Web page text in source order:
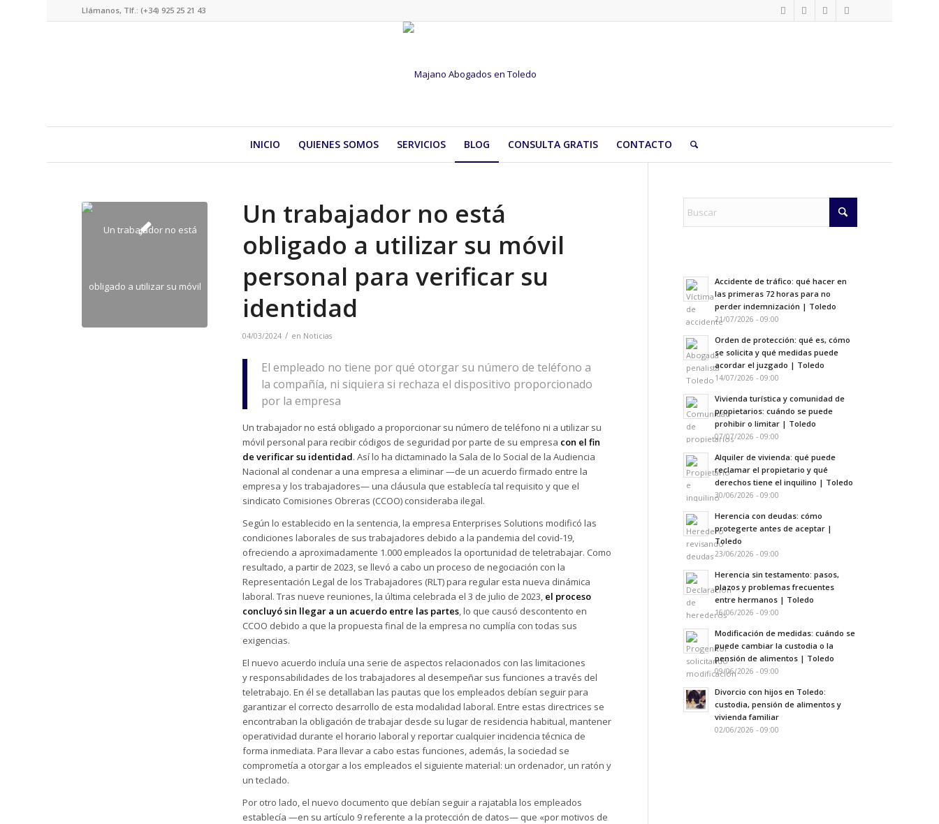
Llámanos, Tlf.: (+34) 925 25 21 43
INICIO QUIENES SOMOS SERVICIOS BLOG CONSULTA GRATIS CONTACTO
Un trabajador no está
obligado a utilizar su móvil
personal para verificar su
identidad
04/03/2024 / en Noticias
El empleado no tiene por qué otorgar su número de teléfono a
la compañía, ni siquiera si rechaza el dispositivo proporcionado
por la empresa
Un trabajador no está obligado a proporcionar su número de teléfono ni a utilizar su
móvil personal para recibir códigos de seguridad por parte de su empresa con el fin
de verificar su identidad. Así lo ha dictaminado la Sala de lo Social de la Audiencia
Nacional al condenar a una empresa a eliminar —de un acuerdo firmado entre la
empresa y los trabajadores— una cláusula que establecía tal requisito y que el
sindicato Comisiones Obreras (CCOO) consideraba ilegal.
Según lo establecido en la sentencia, la empresa Enterprises Solutions modificó las
condiciones laborales de sus trabajadores debido a la pandemia del covid-19,
ofreciendo a aproximadamente 1.000 empleados la oportunidad de teletrabajar. Como
resultado, a partir de 2023, se llevó a cabo un proceso de negociación con la
Representación Legal de los Trabajadores (RLT) para regular esta nueva dinámica
laboral. Tras nueve reuniones, la última celebrada el 3 de julio de 2023, el proceso
concluyó sin llegar a un acuerdo entre las partes, lo que causó descontento en
CCOO debido a que la propuesta final de la empresa no cumplía con todas sus
exigencias.
El nuevo acuerdo incluía una serie de aspectos relacionados con las limitaciones
y responsabilidades de los trabajadores al desempeñar sus funciones a través del
teletrabajo. En él se detallaban las pautas que los empleados debían seguir para
garantizar el correcto desarrollo de esta modalidad laboral. Entre estas directrices se
encontraban la obligación de trabajar desde su lugar de residencia habitual, mantener
operatividad durante el horario laboral y reportar cualquier incidencia técnica de
forma inmediata. Para llevar a cabo estas funciones, además, la sociedad se
comprometía a otorgar a los empleados el siguiente material: un ordenador, un ratón y
un teclado.
Por otro lado, el nuevo documento que debían seguir a rajatabla los empleados
establecía —en su artículo 9 referente a la protección de datos— que «por motivos de
Accidente de tráfico: qué hacer en
las primeras 72 horas para no
perder indemnización | Toledo
21/07/2026 - 09:00
Orden de protección: qué es, cómo
se solicita y qué medidas puede
acordar el juzgado | Toledo
14/07/2026 - 09:00
Vivienda turística y comunidad de
propietarios: cuándo se puede
prohibir o limitar | Toledo
07/07/2026 - 09:00
Alquiler de vivienda: qué puede
reclamar el propietario y qué
derechos tiene el inquilino | Toledo
30/06/2026 - 09:00
Herencia con deudas: cómo
protegerte antes de aceptar |
Toledo
23/06/2026 - 09:00
Herencia sin testamento: pasos,
plazos y problemas frecuentes
entre hermanos | Toledo
16/06/2026 - 09:00
Modificación de medidas: cuándo se
puede cambiar la custodia o la
pensión de alimentos | Toledo
09/06/2026 - 09:00
Divorcio con hijos en Toledo:
custodia, pensión de alimentos y
vivienda familiar
02/06/2026 - 09:00